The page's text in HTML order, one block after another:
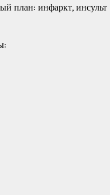
план: инфаркт, инсульт